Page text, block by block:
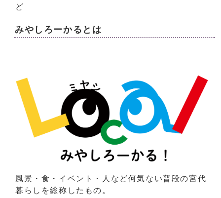
ど
みやしろーかるとは
風景・食・イベント・人など何気ない普段の宮代
暮らしを総称したもの。